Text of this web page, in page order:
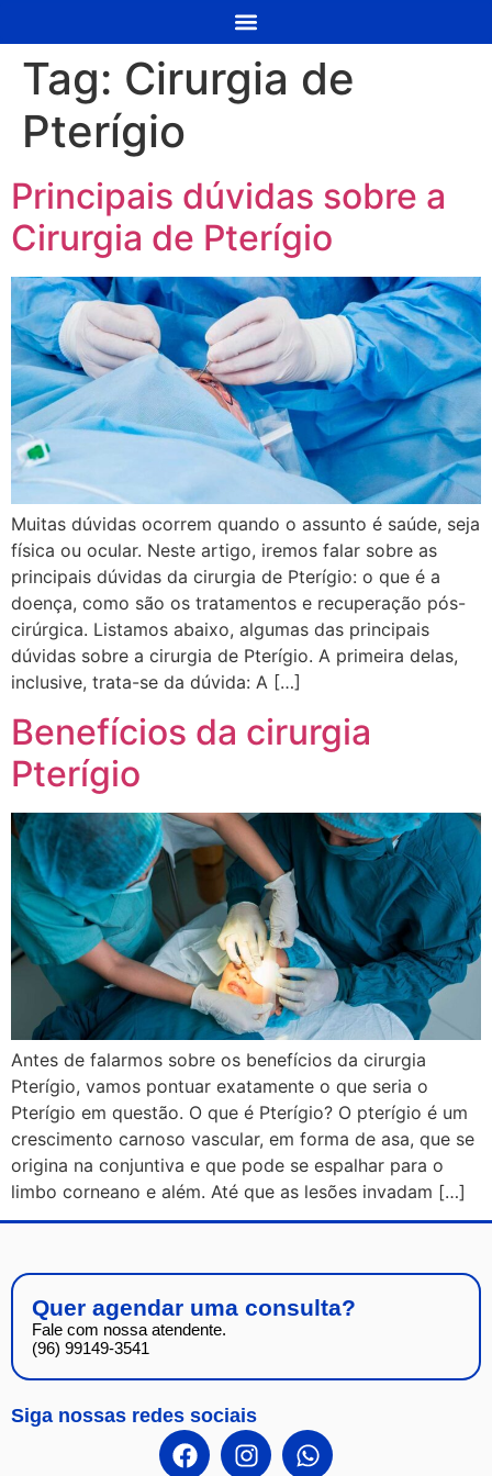
Tag: Cirurgia de
Pterígio
Principais dúvidas sobre a
Cirurgia de Pterígio
Muitas dúvidas ocorrem quando o assunto é saúde, seja
física ou ocular. Neste artigo, iremos falar sobre as
principais dúvidas da cirurgia de Pterígio: o que é a
doença, como são os tratamentos e recuperação pós-
cirúrgica. Listamos abaixo, algumas das principais
dúvidas sobre a cirurgia de Pterígio. A primeira delas,
inclusive, trata-se da dúvida: A […]
Benefícios da cirurgia
Pterígio
Antes de falarmos sobre os benefícios da cirurgia
Pterígio, vamos pontuar exatamente o que seria o
Pterígio em questão. O que é Pterígio? O pterígio é um
crescimento carnoso vascular, em forma de asa, que se
origina na conjuntiva e que pode se espalhar para o
limbo corneano e além. Até que as lesões invadam […]
Quer agendar uma consulta?
Fale com nossa atendente.
(96) 99149-3541
Siga nossas redes sociais